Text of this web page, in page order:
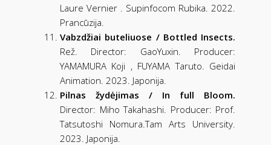
Laure Vernier . Supinfocom Rubika. 2022.
Prancūzija.
Vabzdžiai buteliuose / Bottled Insects.
Rež. Director: GaoYuxin. Producer:
YAMAMURA Koji , FUYAMA Taruto. Geidai
Animation. 2023. Japonija.
Pilnas žydėjimas / In full Bloom.
Director: Miho Takahashi. Producer: Prof.
Tatsutoshi Nomura.Tam Arts University.
2023. Japonija.